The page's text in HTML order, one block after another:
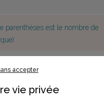
parenthèses est le nombre de
accepter
vie privée